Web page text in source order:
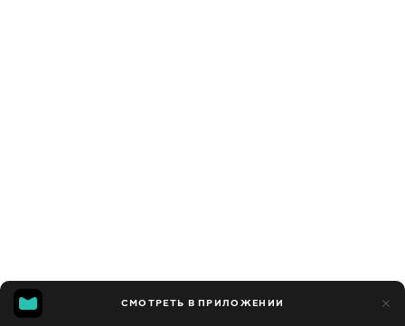
СМОТРЕТЬ В ПРИЛОЖЕНИИ